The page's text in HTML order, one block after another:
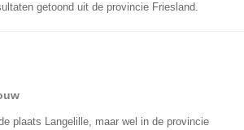
getoond uit de provincie Friesland.
plaats Langelille, maar wel in de provincie